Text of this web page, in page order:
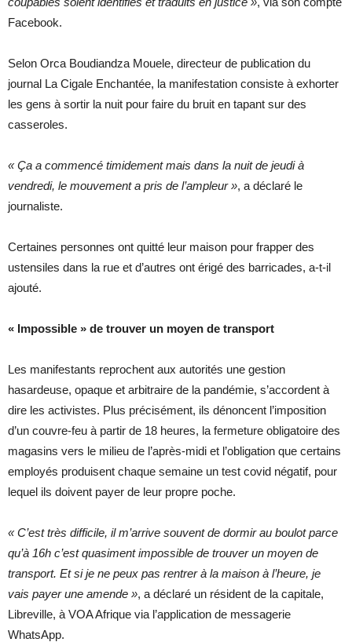
Facebook.
Selon Orca Boudiandza Mouele, directeur de publication du
journal La Cigale Enchantée, la manifestation consiste à exhorter
les gens à sortir la nuit pour faire du bruit en tapant sur des
casseroles.
« Ça a commencé timidement mais dans la nuit de jeudi à
vendredi, le mouvement a pris de l’ampleur », a déclaré le
journaliste.
Certaines personnes ont quitté leur maison pour frapper des
ustensiles dans la rue et d’autres ont érigé des barricades, a-t-il
ajouté.
« Impossible » de trouver un moyen de transport
Les manifestants reprochent aux autorités une gestion
hasardeuse, opaque et arbitraire de la pandémie, s’accordent à
dire les activistes. Plus précisément, ils dénoncent l’imposition
d’un couvre-feu à partir de 18 heures, la fermeture obligatoire des
magasins vers le milieu de l’après-midi et l’obligation que certains
employés produisent chaque semaine un test covid négatif, pour
lequel ils doivent payer de leur propre poche.
« C’est très difficile, il m’arrive souvent de dormir au boulot parce
qu’à 16h c’est quasiment impossible de trouver un moyen de
transport. Et si je ne peux pas rentrer à la maison à l’heure, je
vais payer une amende », a déclaré un résident de la capitale,
Libreville, à VOA Afrique via l’application de messagerie
WhatsApp.